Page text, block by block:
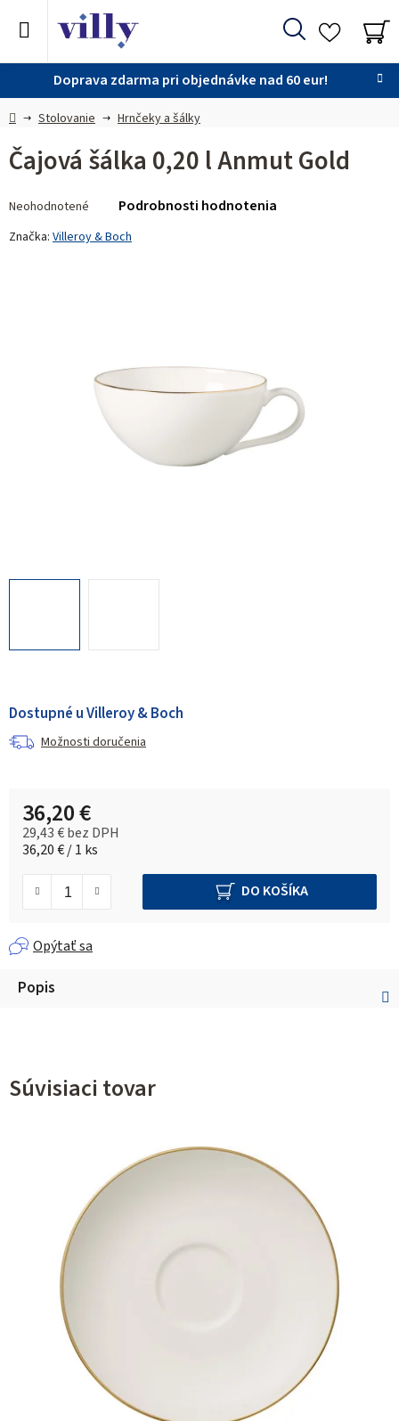
Doprava zdarma pri objednávke nad 60 eur!
Hľadať
DomovStolovanie Hrnčeky a šálky
Dostupné u Villeroy & Boch
Možnosti doručenia
36,20 €
29,43 € bez DPH
Jednotková cena:
36,20 € / 1 ks
DO KOŠÍKA
Opýtať sa
Čajová šálka 0,20 l Anmut Gold
hodnotenie
produktu
Neohodnotené Podrobnosti hodnotenia
Značka: Villeroy & Boch
Popis
Súvisiaci tovar